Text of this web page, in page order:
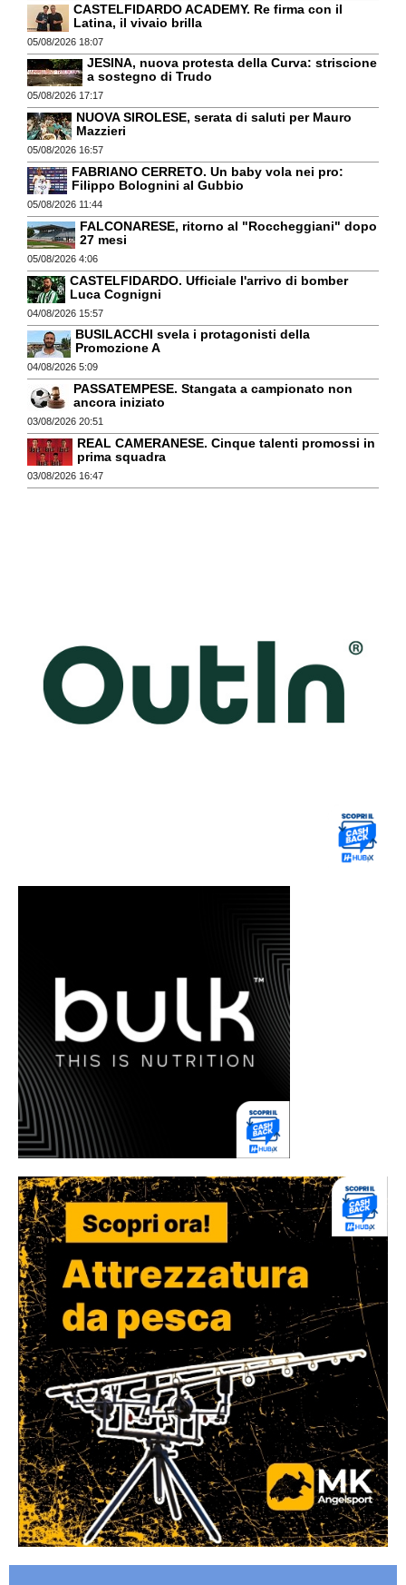
CASTELFIDARDO ACADEMY. Re firma con il
Latina, il vivaio brilla
05/08/2026 18:07
JESINA, nuova protesta della Curva: striscione
a sostegno di Trudo
05/08/2026 17:17
NUOVA SIROLESE, serata di saluti per Mauro
Mazzieri
05/08/2026 16:57
FABRIANO CERRETO. Un baby vola nei pro:
Filippo Bolognini al Gubbio
05/08/2026 11:44
FALCONARESE, ritorno al "Roccheggiani" dopo
27 mesi
05/08/2026 4:06
CASTELFIDARDO. Ufficiale l'arrivo di bomber
Luca Cognigni
04/08/2026 15:57
BUSILACCHI svela i protagonisti della
Promozione A
04/08/2026 5:09
PASSATEMPESE. Stangata a campionato non
ancora iniziato
03/08/2026 20:51
REAL CAMERANESE. Cinque talenti promossi in
prima squadra
03/08/2026 16:47